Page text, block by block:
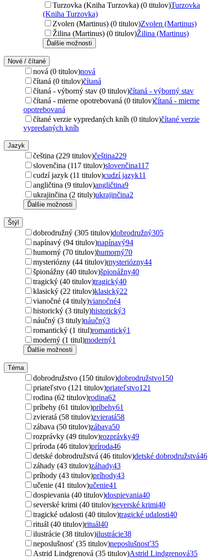
Turzovka (Kniha Turzovka) (0 titulov)Turzovka
(Kniha Turzovka)
Zvolen (Martinus) (0 titulov)Zvolen (Martinus)
Žilina (Martinus) (0 titulov)Žilina (Martinus)
Ďalšie možnosti
Nové / čítané
nová (0 titulov)nová
čítaná (0 titulov)čítaná
čítaná - výborný stav (0 titulov)čítaná - výborný stav
čítaná - mierne opotrebovaná (0 titulov)čítaná - mierne
opotrebovaná
čítané verzie vypredaných kníh (0 titulov)čítané verzie
vypredaných kníh
Jazyk
čeština (229 titulov)čeština229
slovenčina (117 titulov)slovenčina117
cudzí jazyk (11 titulov)cudzí jazyk11
angličtina (9 titulov)angličtina9
ukrajinčina (2 tituly)ukrajinčina2
Ďalšie možnosti
Štýl
dobrodružný (305 titulov)dobrodružný305
napínavý (94 titulov)napínavý94
humorný (70 titulov)humorný70
mysteriózny (44 titulov)mysteriózny44
špionážny (40 titulov)špionážny40
tragický (40 titulov)tragický40
klasický (22 titulov)klasický22
vianočné (4 tituly)vianočné4
historický (3 tituly)historický3
náučný (3 tituly)náučný3
romantický (1 titul)romantický1
moderný (1 titul)moderný1
Ďalšie možnosti
Téma
dobrodružstvo (150 titulov)dobrodružstvo150
priateľstvo (121 titulov)priateľstvo121
rodina (62 titulov)rodina62
príbehy (61 titulov)príbehy61
zvieratá (58 titulov)zvieratá58
zábava (50 titulov)zábava50
rozprávky (49 titulov)rozprávky49
príroda (46 titulov)príroda46
detské dobrodružstvá (46 titulov)detské dobrodružstvá46
záhady (43 titulov)záhady43
príhody (43 titulov)príhody43
učenie (41 titulov)učenie41
dospievania (40 titulov)dospievania40
severské krimi (40 titulov)severské krimi40
tragické udalosti (40 titulov)tragické udalosti40
rituál (40 titulov)rituál40
ilustrácie (38 titulov)ilustrácie38
neposlušnosť (35 titulov)neposlušnosť35
Astrid Lindgrenová (35 titulov)Astrid Lindgrenová35